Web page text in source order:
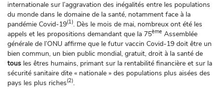
internationale sur l’aggravation des inégalités entre les populations
du monde dans le domaine de la santé, notamment face à la
pandémie Covid-19(1)
. Dès le mois de mai, nombreux ont été les
appels et les propositions demandant que la 75ème Assemblée
générale de l’ONU affirme que le futur vaccin Covid-19 doit être un
bien commun, un bien public mondial, gratuit, droit à la santé de
tous les êtres humains, primant sur la rentabilité financière et sur la
sécurité sanitaire dite « nationale » des populations plus aisées des
pays les plus riches(2)